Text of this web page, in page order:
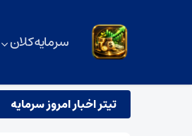
سرمایه کلان
تیتر اخبار امروز سرمایه
ترور اسماعیل هنیه و تاثیر آن بر